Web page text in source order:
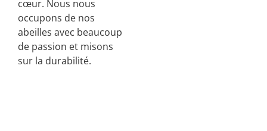
cœur. Nous nous
occupons de nos
abeilles avec beaucoup
de passion et misons
sur la durabilité.